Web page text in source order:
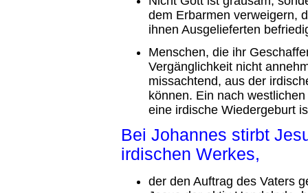
dem Erbarmen verweigern,
ihnen Ausgelieferten
Menschen, die ihr
Vergänglichkeit nicht
missachtend, aus der
können. Ein nach
eine irdische Wiedergeburt
Bei Johannes stirbt
irdischen Werkes,
der den Auftrag des Vaters